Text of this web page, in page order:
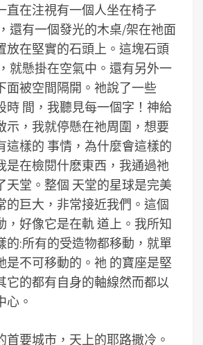
直在注視有一個人坐在椅子
還有一個發光的木桌/架在祂面
放在堅實的石頭上。這塊石頭
就懸掛在空氣中。還有另外一
面被空間隔開。祂說了一些
時 間，我聽見每一個字！神給
示，我就停懸在祂周圍，想要
這樣的 事情，為什麼會這樣的
是在檢閱什麽東西，我通過祂
天堂。整個 天堂的星球是完美
的巨大，非常接近我們。這個
，好像它是在軌 道上。我所知
的:所有的受造物都移動，就單
是不可移動的。祂 的寶座是堅
它的都有自身的軸線然而都以
心。
首要城市，天上的耶路撒冷。